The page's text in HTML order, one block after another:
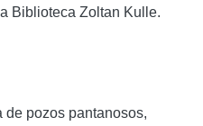
Biblioteca Zoltan Kulle.
de pozos pantanosos,